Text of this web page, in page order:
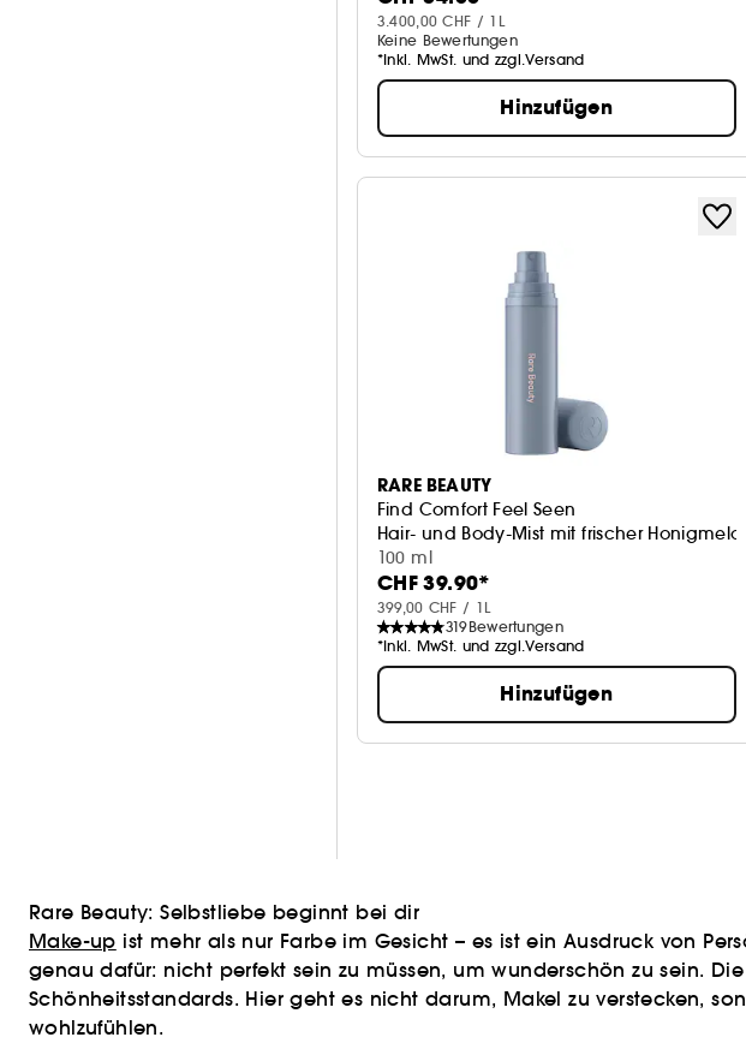
3.400,00 CHF / 1L
Keine Bewertungen
*Inkl. MwSt. und zzgl.Versand
Hinzufügen
RARE BEAUTY
Find Comfort Feel Seen
Hair- und Body-Mist mit frischer
100 ml
CHF 39.90*
399,00 CHF / 1L
319Bewertungen
*Inkl. MwSt. und zzgl.Versand
Hinzufügen
Rare Beauty: Selbstliebe beginnt bei dir
Make-up ist mehr als nur Farbe im Gesicht – es ist ein Ausdruck von
genau dafür: nicht perfekt sein zu müssen, um wunderschön zu sein.
Schönheitsstandards. Hier geht es nicht darum, Makel zu verstecken,
wohlzufühlen.